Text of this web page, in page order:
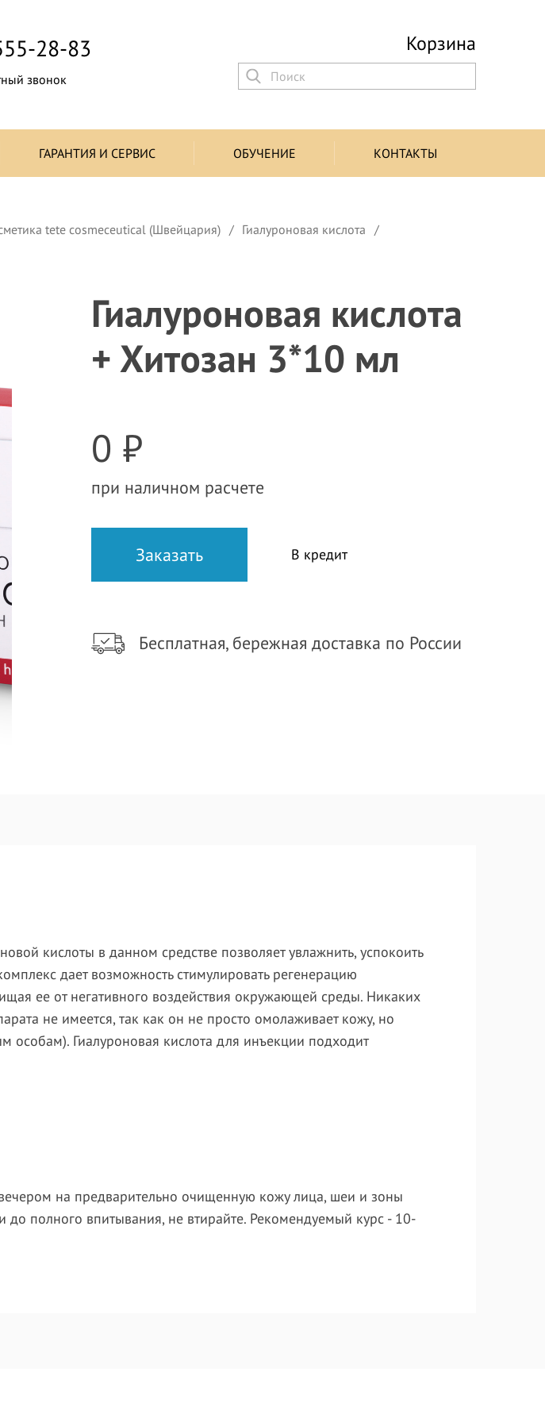
28-83
звонок
Корзина
ГАРАНТИЯ И СЕРВИС ОБУЧЕНИЕ КОНТАКТЫ
tete cosmeceutical (Швейцария) Гиалуроновая кислота
Гиалуроновая кислота
+ Хитозан 3*10 мл
0 ₽
при наличном расчете
В кредит
Бесплатная, бережная доставка по России
кислоты в данном средстве позволяет увлажнить, успокоить
дает возможность стимулировать регенерацию
ее от негативного воздействия окружающей среды. Никаких
не имеется, так как он не просто омолаживает кожу, но
особам). Гиалуроновая кислота для инъекции подходит
на предварительно очищенную кожу лица, шеи и зоны
полного впитывания, не втирайте. Рекомендуемый курс - 10-